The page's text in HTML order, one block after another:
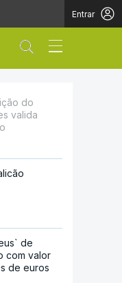
Entrar
Abrir campo
do
valida
de
com valor
de euros